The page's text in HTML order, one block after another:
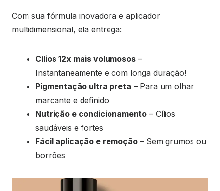
Com sua fórmula inovadora e aplicador
multidimensional, ela entrega:
Cílios 12x mais volumosos –
Instantaneamente e com longa duração!
Pigmentação ultra preta – Para um olhar
marcante e definido
Nutrição e condicionamento – Cílios
saudáveis e fortes
Fácil aplicação e remoção – Sem grumos ou
borrões